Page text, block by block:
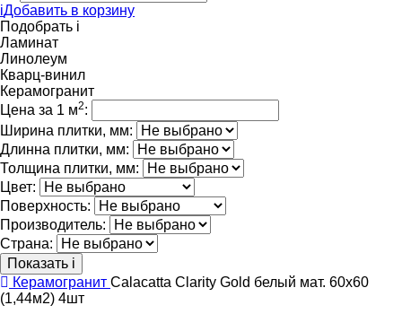
iДобавить в корзину
Подобрать i
Ламинат
Линолеум
Кварц-винил
Керамогранит
Цена за 1 м2:
Ширина плитки, мм:
Длинна плитки, мм:
Толщина плитки, мм:
Цвет:
Поверхность:
Производитель:
Страна:
Показать i
Керамогранит Calacatta Clarity Gold белый мат. 60x60
(1,44м2) 4шт